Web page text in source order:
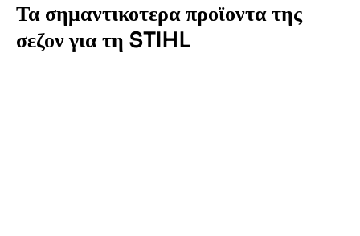
Τα σημαντικοτερα προϊοντα της
σεζον για τη STIHL